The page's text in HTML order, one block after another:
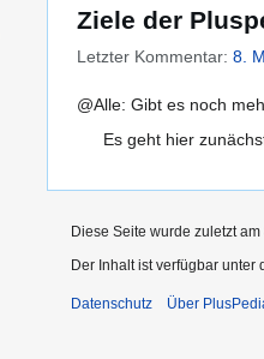
Ziele der
Letzter Kommentar: 8.
@Alle: Gibt es noch
Es geht hier
Diese Seite wurde zuletzt
Der Inhalt ist verfügbar unter
Datenschutz Über